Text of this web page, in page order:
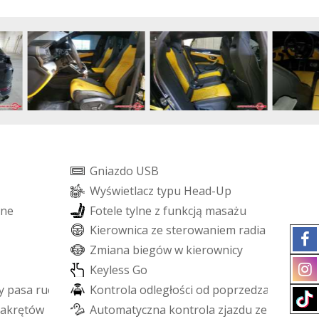
Gniazdo USB
Wyświetlacz typu Head-Up
ne Fotele tylne z funkcją masażu
Kierownica ze sterowaniem radia
Zmiana biegów w kierownicy
Keyless Go
pasa ruc Kontrola odległości od poprzedza gop
akrętów Automatyczna kontrola zjazdu ze ku